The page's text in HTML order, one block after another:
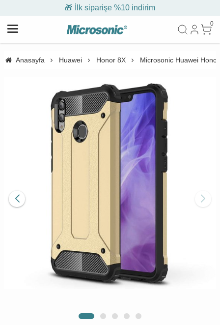
🎁 İlk siparişe %10 indirim
0
Anasayfa Huawei Honor 8X Microsonic Huawei